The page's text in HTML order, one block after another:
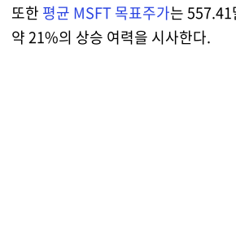
또한 평균 MSFT 목표주가는 557.41
약 21%의 상승 여력을 시사한다.